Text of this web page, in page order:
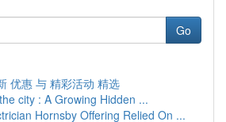
Go
优惠 与 精彩活动 精选
city : A Growing Hidden ...
Hornsby Offering Relied On ...